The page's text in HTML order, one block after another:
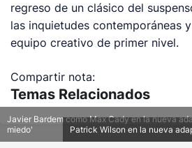
Javier Bardem como Max Cady en la nueva
miedo'
Patrick Wilson en la nueva
regreso de un clásico del
las inquietudes contemporáneas
equipo creativo de primer nivel.
Compartir nota:
Temas Relacionados